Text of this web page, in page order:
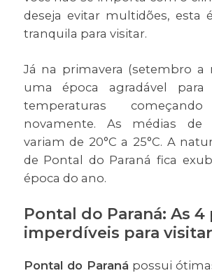
deseja evitar multidões, esta
tranquila para visitar.
Já na primavera (setembro a
uma época agradável para
temperaturas
novamente. As médias de
variam de 20°C a 25°C. A
de Pontal do Paraná fica
época do ano.
Pontal do Paraná: As 4
imperdíveis para visitar
Pontal do Paraná possui